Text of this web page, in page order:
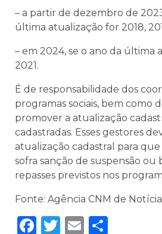
– a partir de dezembro de
última atualização for 2018,
– em 2024, se o ano da última
2021.
É de responsabilidade dos
programas sociais, bem como
promover a atualização
cadastradas. Esses gestores
atualização cadastral para
sofra sanção de suspensão ou
repasses previstos nos
Fonte: Agência CNM de
Facebook
Twitter
Email